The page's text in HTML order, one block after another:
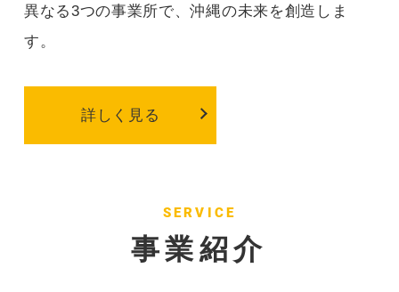
異なる3つの事業所で、沖縄の未来を創造しま
す。
詳しく見る
SERVICE
事業紹介